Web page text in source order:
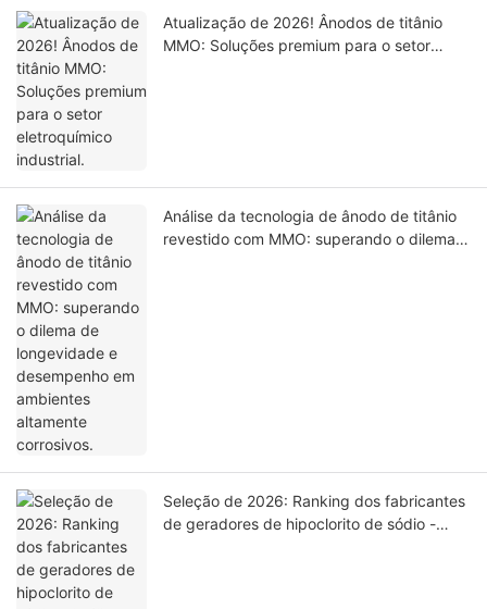
Atualização de 2026! Ânodos de titânio
MMO: Soluções premium para o setor
Análise da tecnologia de ânodo de titânio
revestido com MMO: superando o dilema
Seleção de 2026: Ranking dos fabricantes
de geradores de hipoclorito de sódio -